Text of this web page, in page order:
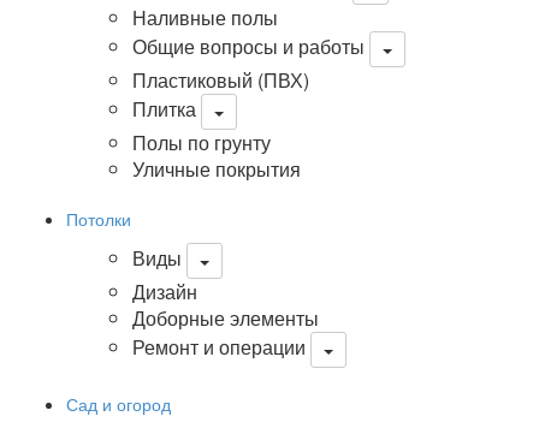
Наливные полы
Общие вопросы и работы
Пластиковый (ПВХ)
Плитка
Полы по грунту
Уличные покрытия
Потолки
Виды
Дизайн
Доборные элементы
Ремонт и операции
Сад и огород